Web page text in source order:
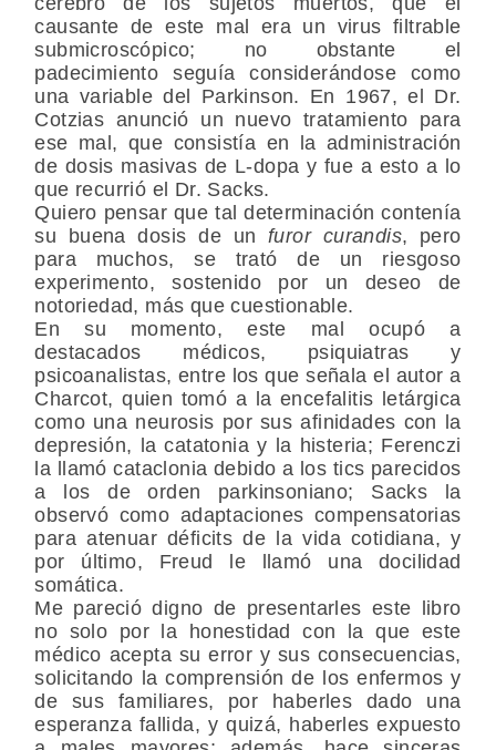
causante de este mal era un virus filtrable
submicroscópico; no obstante el
padecimiento seguía considerándose como
una variable del Parkinson. En 1967, el Dr.
Cotzias anunció un nuevo tratamiento para
ese mal, que consistía en la administración
de dosis masivas de L-dopa y fue a esto a lo
que recurrió el Dr. Sacks.
Quiero pensar que tal determinación contenía
su buena dosis de un furor curandis, pero
para muchos, se trató de un riesgoso
experimento, sostenido por un deseo de
notoriedad, más que cuestionable.
En su momento, este mal ocupó a
destacados médicos, psiquiatras y
psicoanalistas, entre los que señala el autor a
Charcot, quien tomó a la encefalitis letárgica
como una neurosis por sus afinidades con la
depresión, la catatonia y la histeria; Ferenczi
la llamó cataclonia debido a los tics parecidos
a los de orden parkinsoniano; Sacks la
observó como adaptaciones compensatorias
para atenuar déficits de la vida cotidiana, y
por último, Freud le llamó una docilidad
somática.
Me pareció digno de presentarles este libro
no solo por la honestidad con la que este
médico acepta su error y sus consecuencias,
solicitando la comprensión de los enfermos y
de sus familiares, por haberles dado una
esperanza fallida, y quizá, haberles expuesto